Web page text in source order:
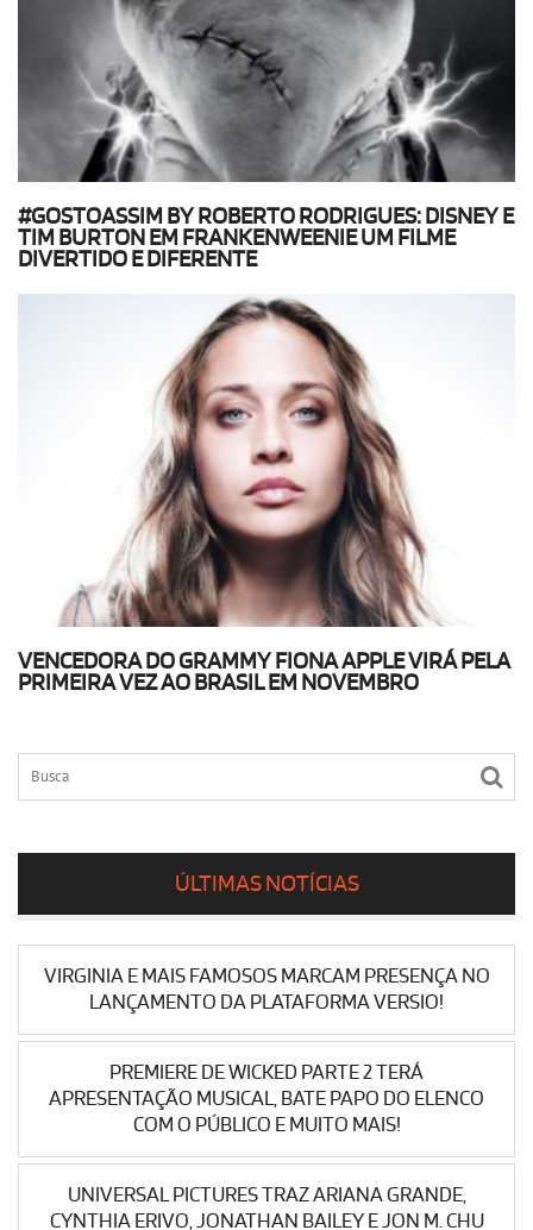
#GOSTOASSIM BY ROBERTO RODRIGUES: DISNEY E
TIM BURTON EM FRANKENWEENIE UM FILME
DIVERTIDO E DIFERENTE
VENCEDORA DO GRAMMY FIONA APPLE VIRÁ PELA
PRIMEIRA VEZ AO BRASIL EM NOVEMBRO
ÚLTIMAS NOTÍCIAS
VIRGINIA E MAIS FAMOSOS MARCAM PRESENÇA NO
LANÇAMENTO DA PLATAFORMA VERSIO!
PREMIERE DE WICKED PARTE 2 TERÁ
APRESENTAÇÃO MUSICAL, BATE PAPO DO ELENCO
COM O PÚBLICO E MUITO MAIS!
UNIVERSAL PICTURES TRAZ ARIANA GRANDE,
CYNTHIA ERIVO, JONATHAN BAILEY E JON M. CHU